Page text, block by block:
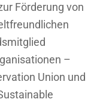
Förderung von
–
Union und